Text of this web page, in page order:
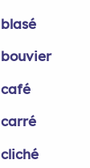
blasé
bouvier
café
carré
cliché